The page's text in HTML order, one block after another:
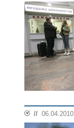
// 06.04.2010